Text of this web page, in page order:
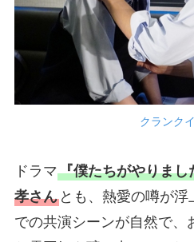
クランク
ドラマ『僕たちがやりまし
孝さんとも、熱愛の噂が浮
での共演シーンが自然で、